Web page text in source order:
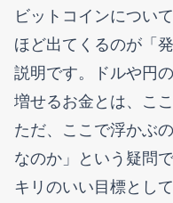
ビットコインについ
ほど出てくるのが「
説明です。ドルや円
増せるお金とは、こ
ただ、ここで浮かぶ
なのか」という疑問
キリのいい目標とし